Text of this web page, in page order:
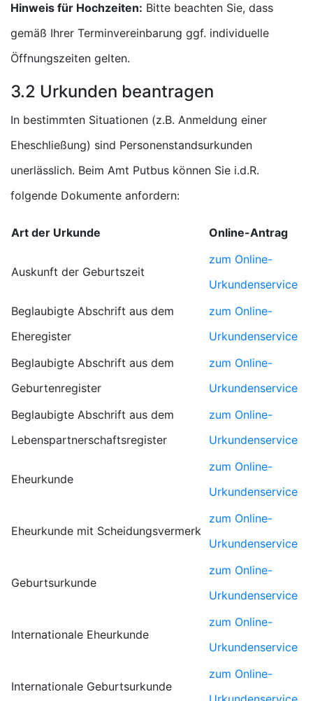
Hinweis für Hochzeiten: Bitte beachten Sie, dass
gemäß Ihrer Terminvereinbarung ggf. individuelle
Öffnungszeiten gelten.
3.2 Urkunden beantragen
In bestimmten Situationen (z.B. Anmeldung einer
Eheschließung) sind Personenstandsurkunden
unerlässlich. Beim Amt Putbus können Sie i.d.R.
folgende Dokumente anfordern:
Art der Urkunde Online-Antrag
Auskunft der Geburtszeit
zum Online-
Urkundenservice
Beglaubigte Abschrift aus dem
Eheregister
zum Online-
Urkundenservice
Beglaubigte Abschrift aus dem
Geburtenregister
zum Online-
Urkundenservice
Beglaubigte Abschrift aus dem
Lebenspartnerschaftsregister
zum Online-
Urkundenservice
Eheurkunde
zum Online-
Urkundenservice
Eheurkunde mit Scheidungsvermerk
zum Online-
Urkundenservice
Geburtsurkunde
zum Online-
Urkundenservice
Internationale Eheurkunde
zum Online-
Urkundenservice
Internationale Geburtsurkunde
zum Online-